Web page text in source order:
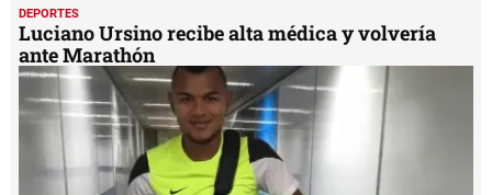
DEPORTES
Luciano Ursino recibe alta médica y volvería
ante Marathón